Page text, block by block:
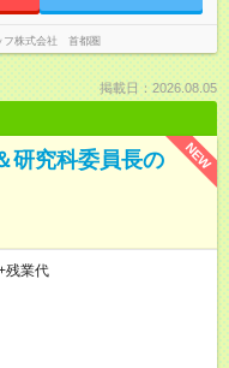
フ株式会社 首都圏
掲載日：2026.08.05
NEW
研究科委員長の
残業代